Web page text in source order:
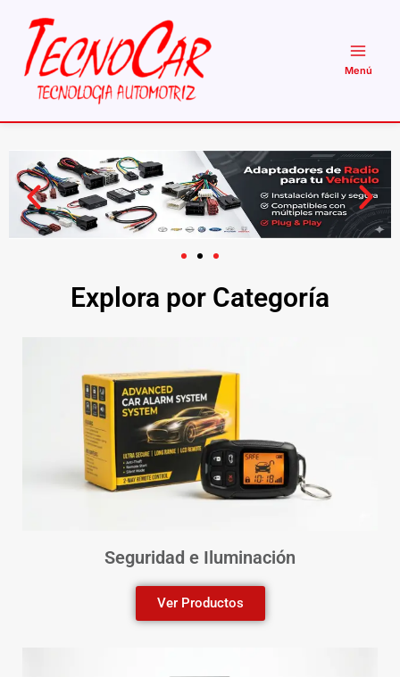
contenido
Explora por Categoría
Seguridad e Iluminación
Ver Productos